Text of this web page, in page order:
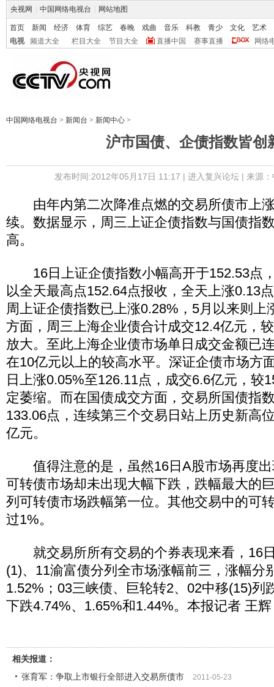
央视网 中国网络电视台 网站地图
首页 新闻 经济 体育 综艺 春晚 戏曲 音乐 科教 青少 文化
艺术
电视
频道大全 栏目大全 节目大全 直播中国 赛事直播 网络
中国网络电视台 > 新闻台 > 新闻中心 >
沪市国债、企债指数皆创
发布时间:2012年05月17日 11:17 | 进入复兴论坛| 来源
由年内第二次降准点燃的交易所债市上
续。数据显示，周三上证企债指数与国债指
高。
16日上证企债指数小幅高开于152.53点
以全天最高点152.64点报收，全天上涨0.13
周上证企债指数已上涨0.28%，5月以来则上
方面，周三上海企业债合计成交12.4亿元，
放大。至此上海企业债市场单日成交金额已
在10亿元以上的较高水平。深证企债市场方
日上涨0.05%至126.11点，成交6.6亿元，较
定萎缩。而在国债成交方面，交易所国债指
133.06点，连续第三个交易日站上历史新高
亿元。
值得注意的是，虽然16日A股市场再度出
可转债市场却未出现大幅下跌，跌幅最大的
列可转债市场跌幅第一位。其他交易中的可
过1%。
就交易所所有交易的个券表现来看，16
(1)、11渝富债分列全市场涨幅前三，涨幅分
1.52%；03三峡债、巨轮转2、02中移(15)列
下跌4.74%、1.65%和1.44%。本报记者 王
相关报道：
张育军：争取上市银行全部进入交易所债市
2011-05-23